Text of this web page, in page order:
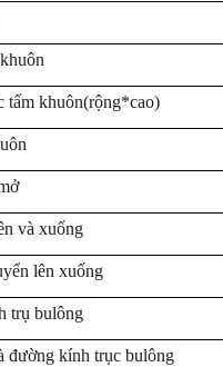
tấm khuôn(rộng*cao)
và xuống
lên xuống
trụ bulông
đường kính trục bulông